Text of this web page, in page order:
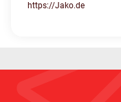
https://Jako.de